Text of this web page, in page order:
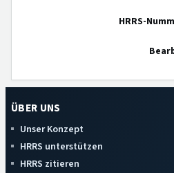
HRRS-
ÜBER UNS
Unser Konzept
HRRS unterstützen
HRRS zitieren